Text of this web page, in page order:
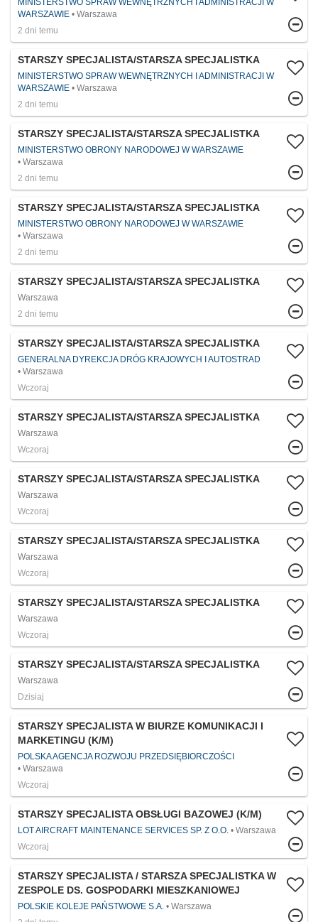
MINISTERSTWO SPRAW WEWNĘTRZNYCH I ADMINISTRACJI W
WARSZAWIE
Warszawa
2 dni temu
STARSZY SPECJALISTA/STARSZA SPECJALISTKA
MINISTERSTWO SPRAW WEWNĘTRZNYCH I ADMINISTRACJI W
WARSZAWIE
Warszawa
2 dni temu
STARSZY SPECJALISTA/STARSZA SPECJALISTKA
MINISTERSTWO OBRONY NARODOWEJ W WARSZAWIE
Warszawa
2 dni temu
STARSZY SPECJALISTA/STARSZA SPECJALISTKA
MINISTERSTWO OBRONY NARODOWEJ W WARSZAWIE
Warszawa
2 dni temu
STARSZY SPECJALISTA/STARSZA SPECJALISTKA
Warszawa
2 dni temu
STARSZY SPECJALISTA/STARSZA SPECJALISTKA
GENERALNA DYREKCJA DRÓG KRAJOWYCH I AUTOSTRAD
Warszawa
Wczoraj
STARSZY SPECJALISTA/STARSZA SPECJALISTKA
Warszawa
Wczoraj
STARSZY SPECJALISTA/STARSZA SPECJALISTKA
Warszawa
Wczoraj
STARSZY SPECJALISTA/STARSZA SPECJALISTKA
Warszawa
Wczoraj
STARSZY SPECJALISTA/STARSZA SPECJALISTKA
Warszawa
Wczoraj
STARSZY SPECJALISTA/STARSZA SPECJALISTKA
Warszawa
Dzisiaj
STARSZY SPECJALISTA W BIURZE KOMUNIKACJI I
MARKETINGU (K/M)
POLSKA AGENCJA ROZWOJU PRZEDSIĘBIORCZOŚCI
Warszawa
Wczoraj
STARSZY SPECJALISTA OBSŁUGI BAZOWEJ (K/M)
LOT AIRCRAFT MAINTENANCE SERVICES SP. Z O.O.
Warszawa
Wczoraj
STARSZY SPECJALISTA / STARSZA SPECJALISTKA W
ZESPOLE DS. GOSPODARKI MIESZKANIOWEJ
POLSKIE KOLEJE PAŃSTWOWE S.A.
Warszawa